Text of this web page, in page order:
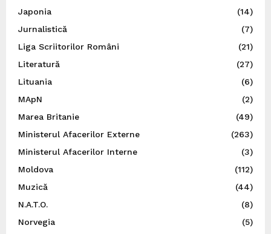
Japonia
(14)
Jurnalistică
(7)
Liga Scriitorilor Români
(21)
Literatură
(27)
Lituania
(6)
MApN
(2)
Marea Britanie
(49)
Ministerul Afacerilor Externe
(263)
Ministerul Afacerilor Interne
(3)
Moldova
(112)
Muzică
(44)
N.A.T.O.
(8)
Norvegia
(5)